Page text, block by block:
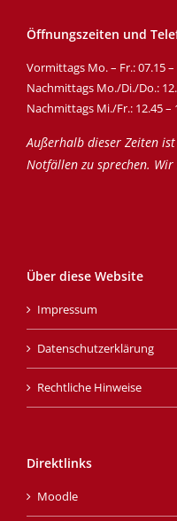
Öffnungszeiten und
Vormittags Mo. – Fr.: 07.15
Nachmittags Mo./Di./Do.:
Nachmittags Mi./Fr.: 12.45 –
Außerhalb dieser Zeiten
Notfällen zu sprechen.
Über diese Website
Impressum
Datenschutzerklärung
Rechtliche Hinweise
Direktlinks
Moodle